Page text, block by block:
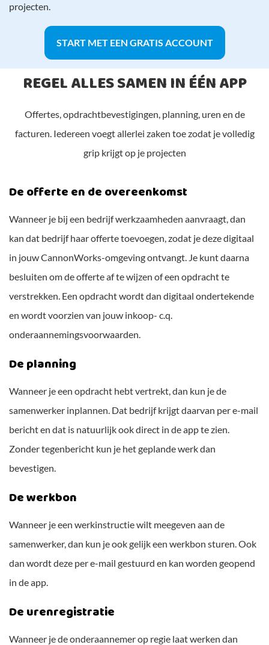
projecten.
START MET EEN GRATIS ACCOUNT
REGEL ALLES SAMEN IN ÉÉN APP
Offertes, opdrachtbevestigingen, planning, uren en de
facturen. Iedereen voegt allerlei zaken toe zodat je volledig
grip krijgt op je projecten
De offerte en de overeenkomst
Wanneer je bij een bedrijf werkzaamheden aanvraagt, dan
kan dat bedrijf haar offerte toevoegen, zodat je deze digitaal
in jouw CannonWorks-omgeving ontvangt. Je kunt daarna
besluiten om de offerte af te wijzen of een opdracht te
verstrekken. Een opdracht wordt dan digitaal ondertekende
en wordt voorzien van jouw inkoop- c.q.
onderaannemingsvoorwaarden.
De planning
Wanneer je een opdracht hebt vertrekt, dan kun je de
samenwerker inplannen. Dat bedrijf krijgt daarvan per e-mail
bericht en dat is natuurlijk ook direct in de app te zien.
Zonder tegenbericht kun je het geplande werk dan
bevestigen.
De werkbon
Wanneer je een werkinstructie wilt meegeven aan de
samenwerker, dan kun je ook gelijk een werkbon sturen. Ook
dan wordt deze per e-mail gestuurd en kan worden geopend
in de app.
De urenregistratie
Wanneer je de onderaannemer op regie laat werken dan